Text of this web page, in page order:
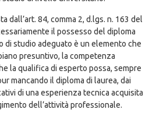
dall’art. 84, comma 2, d.lgs. n. 163 del
il possesso del diploma
di studio adeguato è un elemento che
presuntivo, la competenza
la qualifica di esperto possa, sempre
mancando il diploma di laurea, dai
di una esperienza tecnica acquisita
dell’attività professionale.